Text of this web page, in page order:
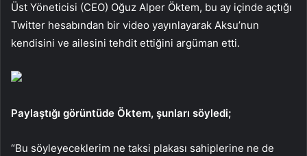
Üst Yöneticisi (CEO) Oğuz Alper Öktem, bu ay içinde açtığı
Twitter hesabından bir video yayınlayarak Aksu’nun
kendisini ve ailesini tehdit ettiğini argüman etti.
Paylaştığı görüntüde Öktem, şunları söyledi;
“Bu söyleyeceklerim ne taksi plakası sahiplerine ne de